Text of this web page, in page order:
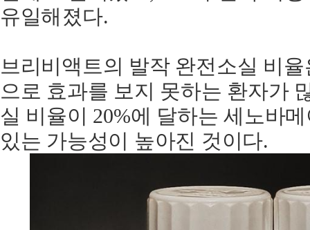
유일해졌다.
브리비액트의 발작 완전소실 비율
으로 효과를 보지 못하는 환자가
실 비율이 20%에 달하는 세노바
있는 가능성이 높아진 것이다.